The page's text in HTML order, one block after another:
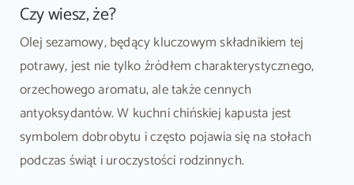
Czy wiesz, że?
Olej sezamowy, będący kluczowym składnikiem tej
potrawy, jest nie tylko źródłem charakterystycznego,
orzechowego aromatu, ale także cennych
antyoksydantów. W kuchni chińskiej kapusta jest
symbolem dobrobytu i często pojawia się na stołach
podczas świąt i uroczystości rodzinnych.